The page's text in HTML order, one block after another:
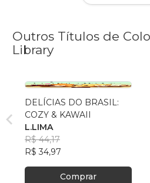
Outros Títulos de
Library
DELÍCIAS DO BRASIL:
COZY & KAWAII
L.LIMA
R$ 44,17
R$ 34,97
Comprar